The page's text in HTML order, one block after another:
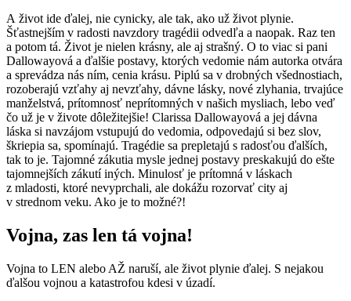
A život ide ďalej, nie cynicky, ale tak, ako už život plynie.
Šťastnejším v radosti navzdory tragédii odvedľa a naopak. Raz ten
a potom tá. Život je nielen krásny, ale aj strašný. O to viac si pani
Dallowayová a ďalšie postavy, ktorých vedomie nám autorka otvára
a sprevádza nás ním, cenia krásu. Piplú sa v drobných všednostiach,
rozoberajú vzťahy aj nevzťahy, dávne lásky, nové zlyhania, trvajúce
manželstvá, prítomnosť neprítomných v našich mysliach, lebo veď
čo už je v živote dôležitejšie! Clarissa Dallowayová a jej dávna
láska si navzájom vstupujú do vedomia, odpovedajú si bez slov,
škriepia sa, spomínajú. Tragédie sa prepletajú s radosťou ďalších,
tak to je. Tajomné zákutia mysle jednej postavy preskakujú do ešte
tajomnejších zákutí iných. Minulosť je prítomná v láskach
z mladosti, ktoré nevyprchali, ale dokážu rozorvať city aj
v strednom veku. Ako je to možné?!
Vojna, zas len tá vojna!
Vojna to LEN alebo AŽ naruší, ale život plynie ďalej. S nejakou
ďalšou vojnou a katastrofou kdesi v úzadí.